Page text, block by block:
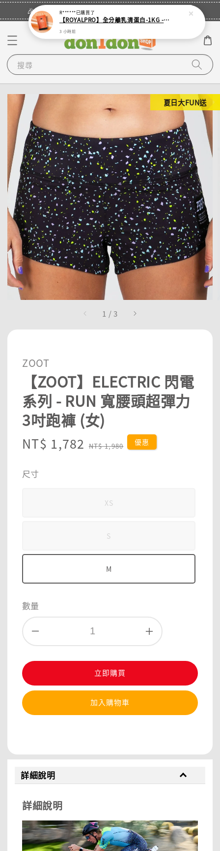
🎉登入會員・領取您的專屬折扣券！
搜尋
1 /3
夏日大FUN送
ZOOT
【ZOOT】ELECTRIC 閃電
系列 - RUN 寬腰頭超彈力
3吋跑褲 (女)
Sale
NT$ 1,782 Regular
NT$ 1,980 優惠
尺寸
XS
S
M
數量
立即購買
加入購物車
詳細說明
詳細說明
R******已購買了
【ROYALPRO】全分離乳清蛋白-1KG -多口味任選｜可加購湯匙
3 小時前